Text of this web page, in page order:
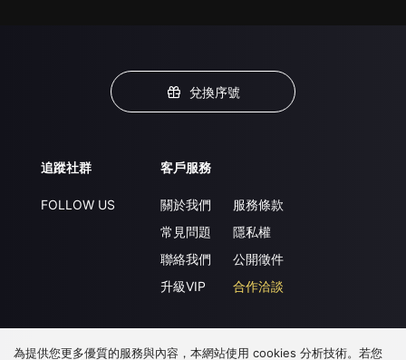
兌換序號
追蹤社群
FOLLOW US
客戶服務
關於我們
常見問題
聯絡我們
升級VIP
服務條款
隱私權
公開徵件
合作洽談
下載 APP
為提供您更多優質的服務與內容，本網站使用 cookies 分析技術。若您